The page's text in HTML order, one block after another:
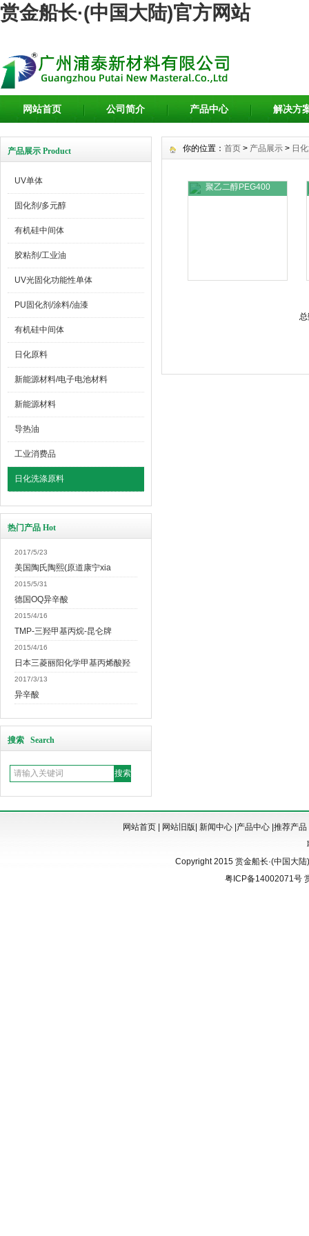
赏金船长·(中国大陆)官方网站
网站首页 公司简介 产品中心 解决方
产品展示 Product
UV单体
固化剂/多元醇
有机硅中间体
胶粘剂/工业油
UV光固化功能性单体
PU固化剂/涂料/油漆
有机硅中间体
日化原料
新能源材料/电子电池材料
新能源材料
导热油
工业消费品
日化洗涤原料
热门产品 Hot
2017/5/23
美国陶氏陶熙(原道康宁xia
2015/5/31
德国OQ异辛酸
2015/4/16
TMP-三羟甲基丙烷-昆仑牌
2015/4/16
日本三菱丽阳化学甲基丙烯酸羟
2017/3/13
异辛酸
搜索 Search
你的位置： 首页 > 产品展示 > 日
聚乙二醇PEG400
网站首页 网站旧版 新闻中心 产品中心 推荐产品
Copyright 2015 赏金船长·(中国大
粤ICP备14002071号